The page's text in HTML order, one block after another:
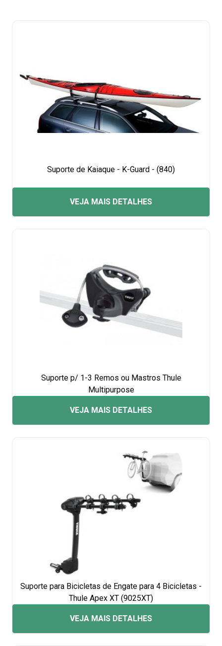
Suporte de Kaiaque - K-Guard - (840)
VEJA MAIS DETALHES
Suporte p/ 1-3 Remos ou Mastros Thule
Multipurpose
VEJA MAIS DETALHES
Suporte para Bicicletas de Engate para 4 Bicicletas -
Thule Apex XT (9025XT)
VEJA MAIS DETALHES